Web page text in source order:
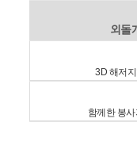
외돌
3D 해저
함께한 봉